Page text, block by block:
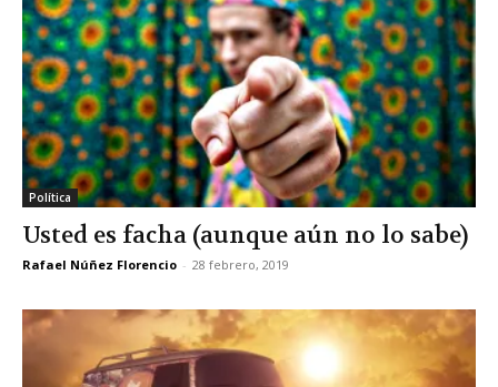
Política
Usted es facha (aunque aún no lo sabe)
Rafael Núñez Florencio - 28 febrero, 2019